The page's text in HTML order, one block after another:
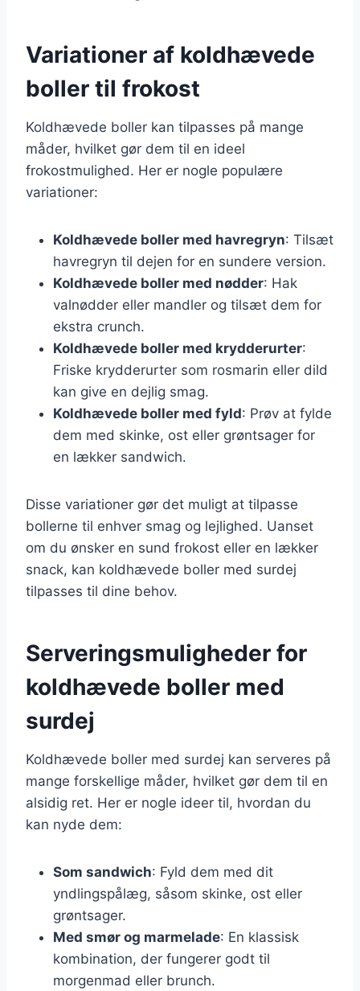
Variationer af koldhævede
boller til frokost
Koldhævede boller kan tilpasses på mange
måder, hvilket gør dem til en ideel
frokostmulighed. Her er nogle populære
variationer:
Koldhævede boller med havregryn: Tilsæt
havregryn til dejen for en sundere version.
Koldhævede boller med nødder: Hak
valnødder eller mandler og tilsæt dem for
ekstra crunch.
Koldhævede boller med krydderurter:
Friske krydderurter som rosmarin eller dild
kan give en dejlig smag.
Koldhævede boller med fyld: Prøv at fylde
dem med skinke, ost eller grøntsager for
en lækker sandwich.
Disse variationer gør det muligt at tilpasse
bollerne til enhver smag og lejlighed. Uanset
om du ønsker en sund frokost eller en lækker
snack, kan koldhævede boller med surdej
tilpasses til dine behov.
Serveringsmuligheder for
koldhævede boller med
surdej
Koldhævede boller med surdej kan serveres på
mange forskellige måder, hvilket gør dem til en
alsidig ret. Her er nogle ideer til, hvordan du
kan nyde dem:
Som sandwich: Fyld dem med dit
yndlingspålæg, såsom skinke, ost eller
grøntsager.
Med smør og marmelade: En klassisk
kombination, der fungerer godt til
morgenmad eller brunch.